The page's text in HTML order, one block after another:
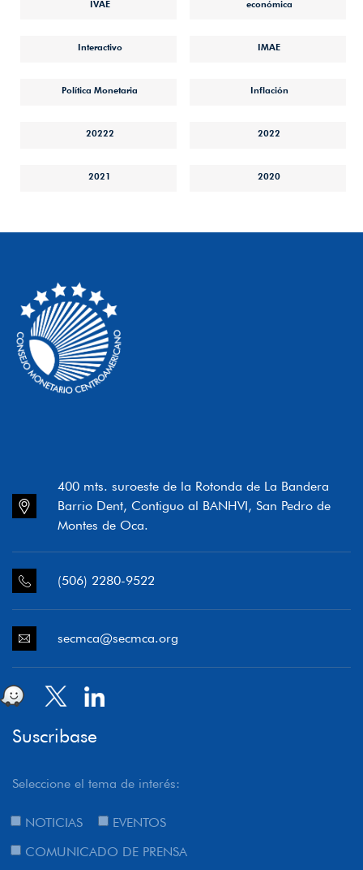
IVAE económica
Interactivo IMAE
Política Monetaria Inflación
20222 2022
2021 2020
400 mts. suroeste de la Rotonda de La Bandera
Barrio Dent, Contiguo al BANHVI, San Pedro de
Montes de Oca.
(506) 2280-9522
secmca@secmca.org
Suscribase
Seleccione el tema de interés:
NOTICIAS
EVENTOS
COMUNICADO DE PRENSA